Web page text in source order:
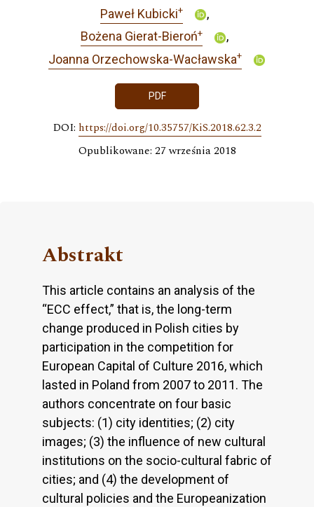
Paweł Kubicki+
Bożena Gierat-Bieroń+
Joanna Orzechowska-Wacławska+
PDF
DOI: https://doi.org/10.35757/KiS.2018.62.3.2
Opublikowane: 27 września 2018
Abstrakt
This article contains an analysis of the
“ECC effect,” that is, the long-term
change produced in Polish cities by
participation in the competition for
European Capital of Culture 2016, which
lasted in Poland from 2007 to 2011. The
authors concentrate on four basic
subjects: (1) city identities; (2) city
images; (3) the influence of new cultural
institutions on the socio-cultural fabric of
cities; and (4) the development of
cultural policies and the Europeanization